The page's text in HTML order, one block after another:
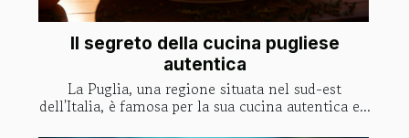
Il segreto della cucina pugliese
autentica
La Puglia, una regione situata nel sud-est
dell'Italia, è famosa per la sua cucina autentica e...